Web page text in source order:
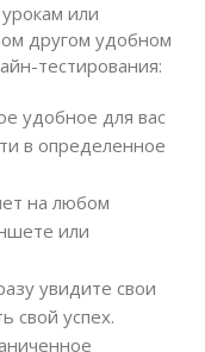
или
другом удобном
тестирования:
удобное для вас
в определенное
на любом
или
увидите свои
свой успех.